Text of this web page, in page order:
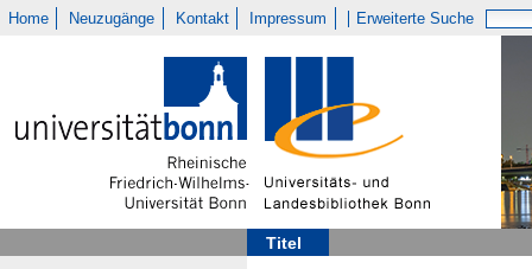
Home Neuzugänge Kontakt Impressum Erweiterte Suche
Titel